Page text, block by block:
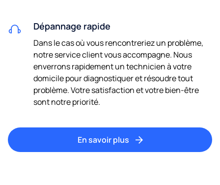
Dépannage rapide
Dans le cas où vous rencontreriez un problème,
notre service client vous accompagne. Nous
enverrons rapidement un technicien à votre
domicile pour diagnostiquer et résoudre tout
problème. Votre satisfaction et votre bien-être
sont notre priorité.
En savoir plus